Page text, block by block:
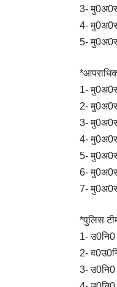
3-
4-
5-
1-
2-
3-
4-
5-
6-
7-
*पुलिस
1- उ0नि0
2-
3-